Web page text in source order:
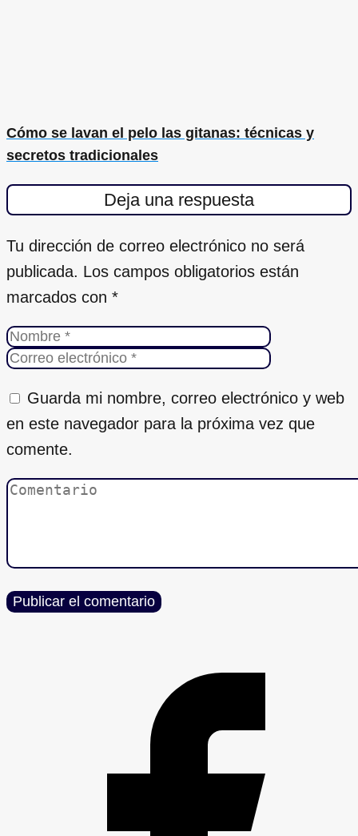
Cómo se lavan el pelo las gitanas: técnicas y
secretos tradicionales
Deja una respuesta
Tu dirección de correo electrónico no será
publicada. Los campos obligatorios están
marcados con *
Guarda mi nombre, correo electrónico y web
en este navegador para la próxima vez que
comente.